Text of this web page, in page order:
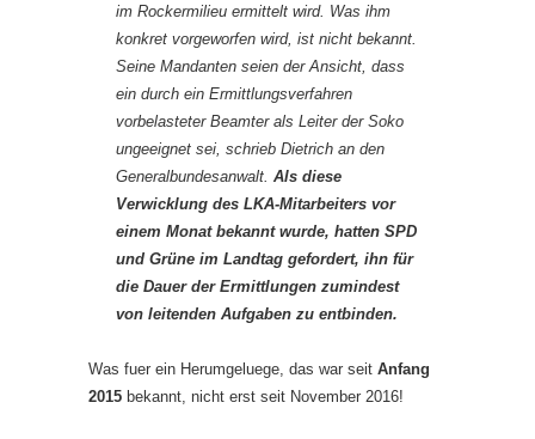
im Rockermilieu ermittelt wird. Was ihm
konkret vorgeworfen wird, ist nicht bekannt.
Seine Mandanten seien der Ansicht, dass
ein durch ein Ermittlungsverfahren
vorbelasteter Beamter als Leiter der Soko
ungeeignet sei, schrieb Dietrich an den
Generalbundesanwalt. Als diese
Verwicklung des LKA-Mitarbeiters vor
einem Monat bekannt wurde, hatten SPD
und Grüne im Landtag gefordert, ihn für
die Dauer der Ermittlungen zumindest
von leitenden Aufgaben zu entbinden.
Was fuer ein Herumgeluege, das war seit Anfang
2015 bekannt, nicht erst seit November 2016!